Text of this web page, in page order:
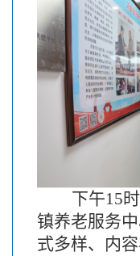
下午15
镇养老服务
式多样、内